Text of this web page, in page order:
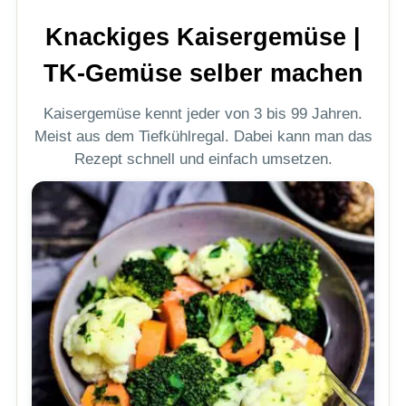
Knackiges Kaisergemüse |
TK-Gemüse selber machen
Kaisergemüse kennt jeder von 3 bis 99 Jahren.
Meist aus dem Tiefkühlregal. Dabei kann man das
Rezept schnell und einfach umsetzen.